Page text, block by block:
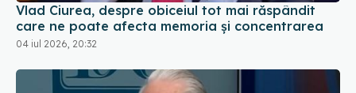
Vlad Ciurea, despre obiceiul tot mai răspândit
care ne poate afecta memoria și concentrarea
04 iul 2026, 20:32